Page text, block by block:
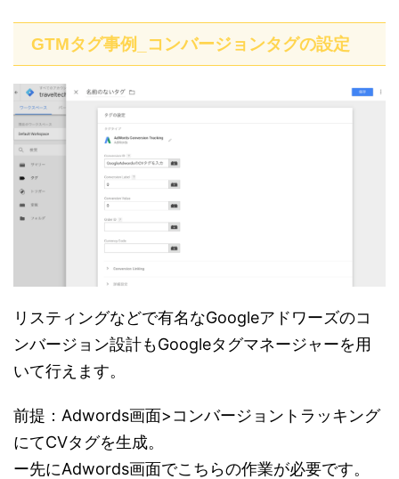
GTMタグ事例_コンバージョンタグの設定
リスティングなどで有名なGoogleアドワーズのコ
ンバージョン設計もGoogleタグマネージャーを用
いて行えます。
前提：Adwords画面>コンバージョントラッキング
にてCVタグを生成。
ー先にAdwords画面でこちらの作業が必要です。